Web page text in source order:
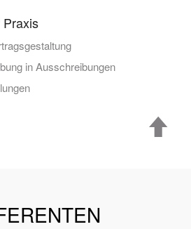
in Ausschreibungen